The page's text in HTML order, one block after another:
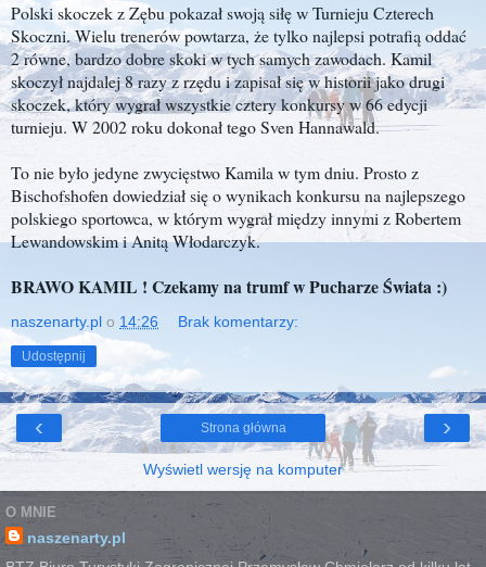
Polski skoczek z Zębu pokazał swoją siłę w Turnieju Czterech
Skoczni. Wielu trenerów powtarza, że tylko najlepsi potrafią oddać
2 równe, bardzo dobre skoki w tych samych zawodach. Kamil
skoczył najdalej 8 razy z rzędu i zapisał się w historii jako drugi
skoczek, który wygrał wszystkie cztery konkursy w 66 edycji
turnieju. W 2002 roku dokonał tego Sven Hannawald.
To nie było jedyne zwycięstwo Kamila w tym dniu. Prosto z
Bischofshofen dowiedział się o wynikach konkursu na najlepszego
polskiego sportowca, w którym wygrał między innymi z Robertem
Lewandowskim i Anitą Włodarczyk.
BRAWO KAMIL ! Czekamy na trumf w Pucharze Świata :)
naszenarty.pl o 14:26 Brak komentarzy:
Udostępnij
‹ ›
Strona główna
Wyświetl wersję na komputer
O MNIE
naszenarty.pl